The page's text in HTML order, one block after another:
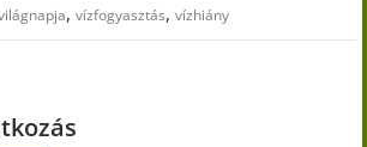
,vízfogyasztás,vízhiány